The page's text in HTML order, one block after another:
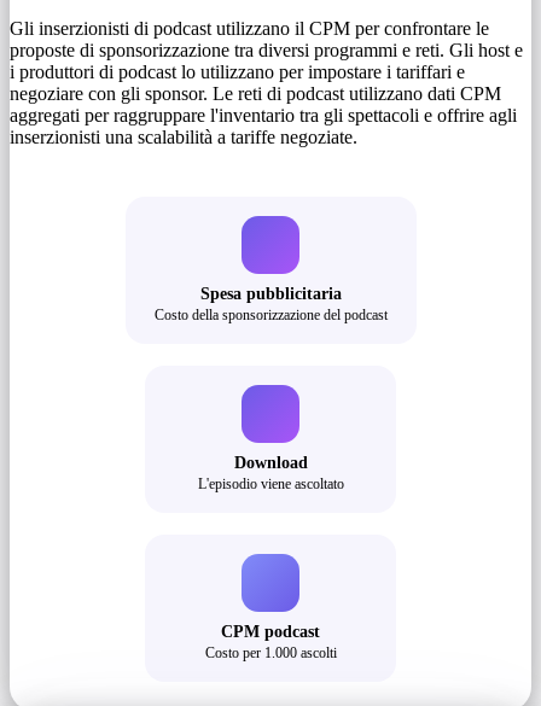
Gli inserzionisti di podcast utilizzano il CPM per confrontare le
proposte di sponsorizzazione tra diversi programmi e reti. Gli host e
i produttori di podcast lo utilizzano per impostare i tariffari e
negoziare con gli sponsor. Le reti di podcast utilizzano dati CPM
aggregati per raggruppare l'inventario tra gli spettacoli e offrire agli
inserzionisti una scalabilità a tariffe negoziate.
Spesa pubblicitaria
Costo della sponsorizzazione del podcast
Download
L'episodio viene ascoltato
CPM podcast
Costo per 1.000 ascolti